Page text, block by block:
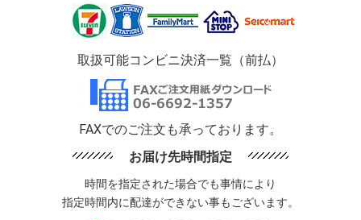
取扱可能コンビニ決済一覧（前払）
FAXでのご注文も承っております。
お届け先時間指定
時間を指定された場合でも事情により
指定時間内に配達ができない事もございます。